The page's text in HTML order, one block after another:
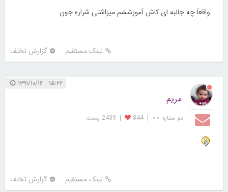
واقعاً چه جالبه ای کاش آموزششم میزاشتی شراره جون
لینک مستقیم گزارش تخلف
۱۵:۲۲ ۱۳۹۱/۱۰/۱۶
مریم
دو ستاره ⋆⋆ |
844
| 2439 پست
لینک مستقیم گزارش تخلف